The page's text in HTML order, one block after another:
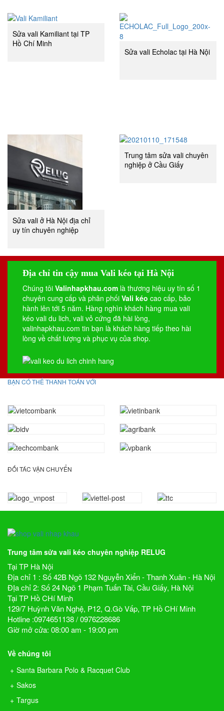
Sửa vali Kamiliant tại TP
Hồ Chí Minh
Sửa vali Echolac tại Hà Nội
Sửa vali ở Hà Nội địa chỉ
uy tín chuyên nghiệp
Trung tâm sửa vali chuyên
nghiệp ở Cầu Giấy
Địa chỉ tin cậy mua Vali kéo tại Hà Nội
Chúng tôi Valinhapkhau.com là thương hiệu uy tín số 1
chuyên cung cấp và phân phối Vali kéo cao cấp, bảo
hành lên tới 5 năm. Hàng nghìn khách hàng mua vali
kéo vali du lich, vali vỏ cứng đã hài lòng,
valinhapkhau.com tin bạn là khách hàng tiếp theo hài
lòng về chất lượng và phục vụ của shop.
BẠN CÓ THỂ THANH TOÁN VỚI
ĐỐI TÁC VẬN CHUYỂN
Trung tâm sửa vali kéo chuyên nghiệp RELUG
Tại TP Hà Nội
Địa chỉ 1 : Số 42B Ngõ 132 Nguyễn Xiển - Thanh Xuân - Hà Nội
ĐỊa chỉ 2: Số 24 Ngõ 1 Phạm Tuấn Tài, Cầu Giấy, Hà Nội
Tại TP Hồ CHí Minh
129/7 Huỳnh Văn Nghệ, P12, Q.Gò Vấp, TP Hồ CHí Minh
Hotline :0974651138 / 0976228686
Giờ mở cửa: 08:00 am - 19:00 pm
Về chúng tôi
Santa Barbara Polo & Racquet Club
Sakos
Targus